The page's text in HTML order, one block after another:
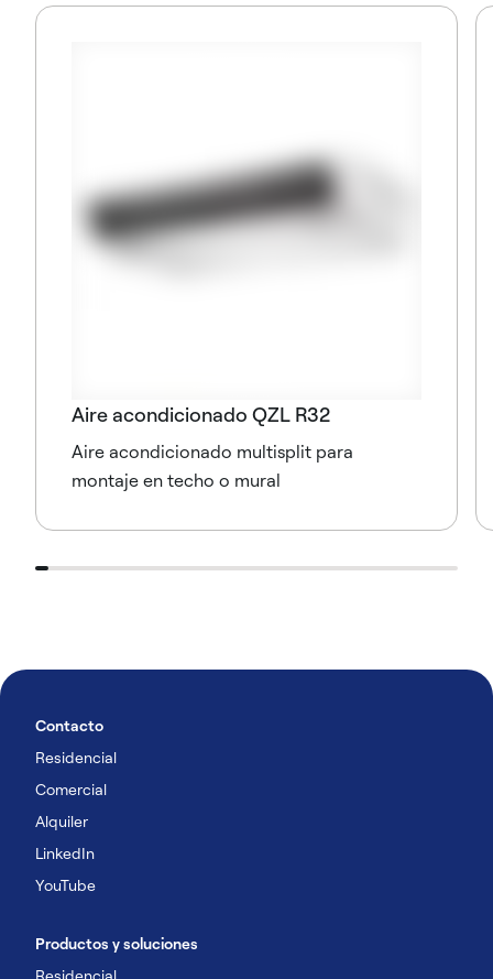
Aire acondicionado QZL R32
Aire acondicionado multisplit para
montaje en techo o mural
Contacto
Residencial
Comercial
Alquiler
LinkedIn
YouTube
Productos y soluciones
Residencial